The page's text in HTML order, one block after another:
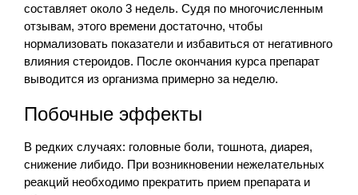
составляет около 3 недель. Судя по многочисленным
отзывам, этого времени достаточно, чтобы
нормализовать показатели и избавиться от негативного
влияния стероидов. После окончания курса препарат
выводится из организма примерно за неделю.
Побочные эффекты
В редких случаях: головные боли, тошнота, диарея,
снижение либидо. При возникновении нежелательных
реакций необходимо прекратить прием препарата и